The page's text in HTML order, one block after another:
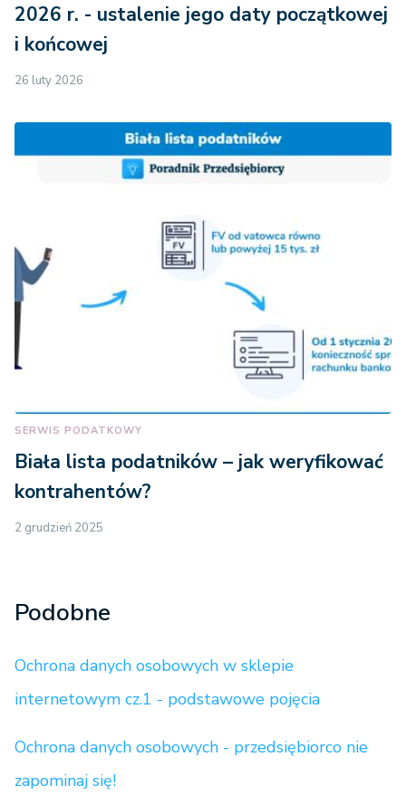
2026 r. - ustalenie jego daty początkowej
i końcowej
26 luty 2026
SERWIS PODATKOWY
Biała lista podatników – jak weryfikować
kontrahentów?
2 grudzień 2025
Podobne
Ochrona danych osobowych w sklepie
internetowym cz.1 - podstawowe pojęcia
Ochrona danych osobowych - przedsiębiorco nie
zapominaj się!